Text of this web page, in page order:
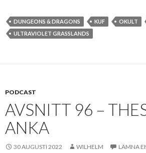
DUNGEONS & DRAGONS KUF OKULT
ULTRAVIOLET GRASSLANDS
PODCAST
AVSNITT 96 –
ANKA
30 AUGUSTI 2022 WILHELM LÄMNA